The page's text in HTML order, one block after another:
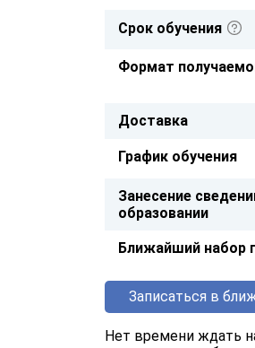
Срок обучения
Формат
Доставка
График обучения
Занесение
образовании
Ближайший набор
Записаться в
Нет времени ждать